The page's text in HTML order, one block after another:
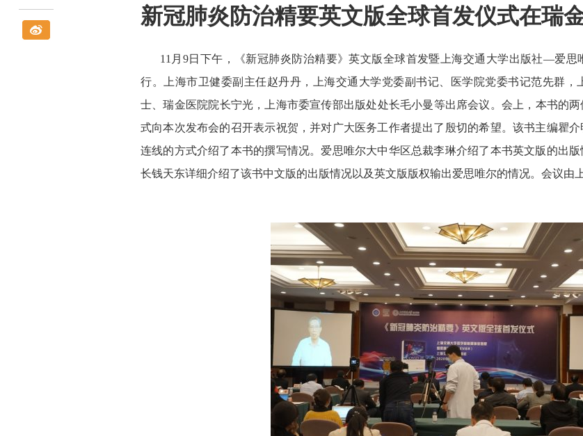
新冠肺炎防治精要英文版全球首发仪式在瑞
11月9日下午，《新冠肺炎防治精要》英文版全球首发暨上海交通大学出版社—爱
行。上海市卫健委副主任赵丹丹，上海交通大学党委副书记、医学院党委书记范先群
士、瑞金医院院长宁光，上海市委宣传部出版处处长毛小曼等出席会议。会上，本书的
式向本次发布会的召开表示祝贺，并对广大医务工作者提出了殷切的希望。该书主编瞿
连线的方式介绍了本书的撰写情况。爱思唯尔大中华区总裁李琳介绍了本书英文版的出
长钱天东详细介绍了该书中文版的出版情况以及英文版版权输出爱思唯尔的情况。会议由